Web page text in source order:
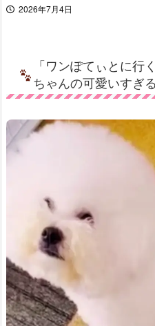
2026年7月4日
「ワンぽてぃとに行
ちゃんの可愛いすぎ